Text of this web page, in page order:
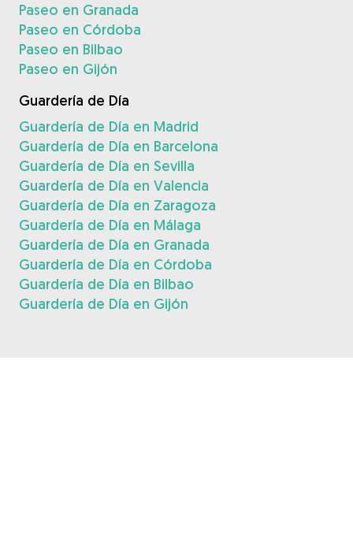
Paseo en Granada
Paseo en Córdoba
Paseo en Bilbao
Paseo en Gijón
Guardería de Día
Guardería de Día en Madrid
Guardería de Día en Barcelona
Guardería de Día en Sevilla
Guardería de Día en Valencia
Guardería de Día en Zaragoza
Guardería de Día en Málaga
Guardería de Día en Granada
Guardería de Día en Córdoba
Guardería de Día en Bilbao
Guardería de Día en Gijón